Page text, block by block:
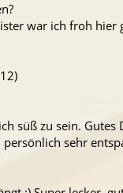
war ich froh
süß zu sein.
sehr